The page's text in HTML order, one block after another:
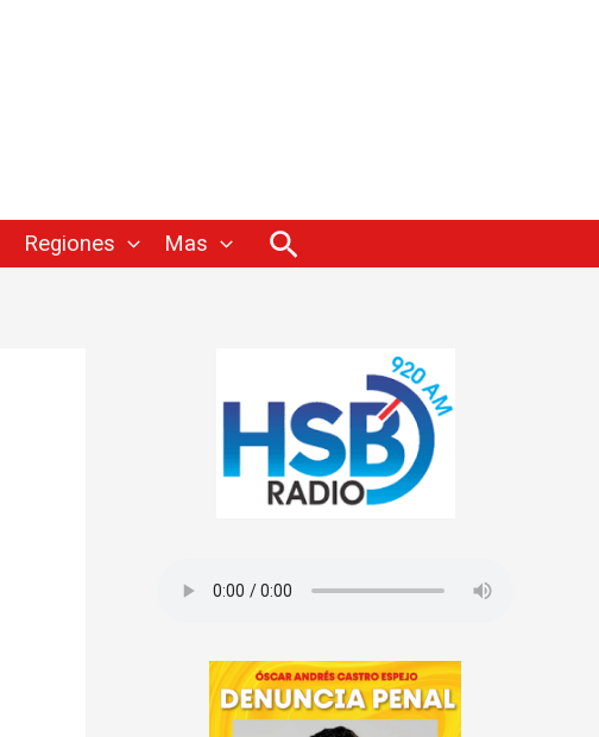
Regiones Mas Buscar